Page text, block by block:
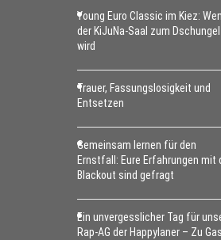
Young Euro Classic im Kiez:
der KiJuNa-Saal zum Dschungel
wird
Trauer, Fassungslosigkeit und
Entsetzen
Gemeinsam lernen für den
Ernstfall: Eure Erfahrungen mit
Blackout sind gefragt
Ein unvergesslicher Tag für
Rap-AG der Happylaner – Zu